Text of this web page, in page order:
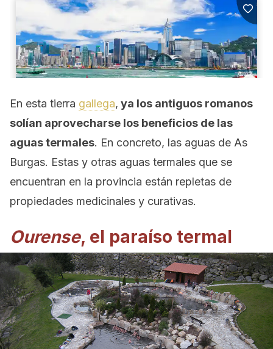
En esta tierra gallega, ya los antiguos romanos
solían aprovecharse los beneficios de las
aguas termales. En concreto, las aguas de As
Burgas. Estas y otras aguas termales que se
encuentran en la provincia están repletas de
propiedades medicinales y curativas.
Ourense, el paraíso termal